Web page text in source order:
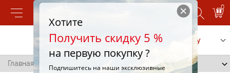
0
Позвонить Заказать услугу
Главная / Federal Super Steel SS595 335/30 R20 95R
Хотите
Получить скидку 5 %
на первую покупку ?
Подпишитесь на наши эксклюзивные